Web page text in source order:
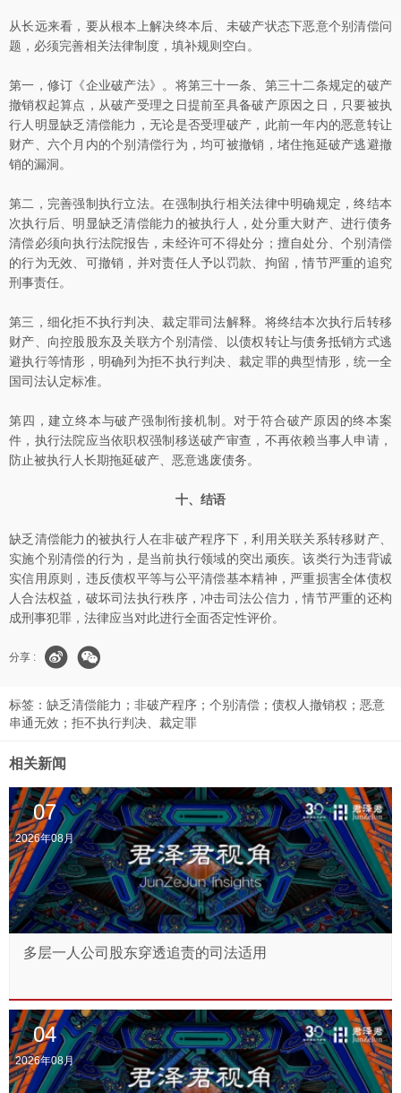
从长远来看，要从根本上解决终本后、未破产状态下恶意个别清偿问
题，必须完善相关法律制度，填补规则空白。
第一，修订《企业破产法》。将第三十一条、第三十二条规定的破产
撤销权起算点，从破产受理之日提前至具备破产原因之日，只要被执
行人明显缺乏清偿能力，无论是否受理破产，此前一年内的恶意转让
财产、六个月内的个别清偿行为，均可被撤销，堵住拖延破产逃避撤
销的漏洞。
第二，完善强制执行立法。在强制执行相关法律中明确规定，终结本
次执行后、明显缺乏清偿能力的被执行人，处分重大财产、进行债务
清偿必须向执行法院报告，未经许可不得处分；擅自处分、个别清偿
的行为无效、可撤销，并对责任人予以罚款、拘留，情节严重的追究
刑事责任。
第三，细化拒不执行判决、裁定罪司法解释。将终结本次执行后转移
财产、向控股股东及关联方个别清偿、以债权转让与债务抵销方式逃
避执行等情形，明确列为拒不执行判决、裁定罪的典型情形，统一全
国司法认定标准。
第四，建立终本与破产强制衔接机制。对于符合破产原因的终本案
件，执行法院应当依职权强制移送破产审查，不再依赖当事人申请，
防止被执行人长期拖延破产、恶意逃废债务。
十、结语
缺乏清偿能力的被执行人在非破产程序下，利用关联关系转移财产、
实施个别清偿的行为，是当前执行领域的突出顽疾。该类行为违背诚
实信用原则，违反债权平等与公平清偿基本精神，严重损害全体债权
人合法权益，破坏司法执行秩序，冲击司法公信力，情节严重的还构
成刑事犯罪，法律应当对此进行全面否定性评价。
分享 :
标签： 缺乏清偿能力；非破产程序；个别清偿；债权人撤销权；恶意
串通无效；拒不执行判决、裁定罪
相关新闻
07
2026年08月
多层一人公司股东穿透追责的司法适用
04
2026年08月